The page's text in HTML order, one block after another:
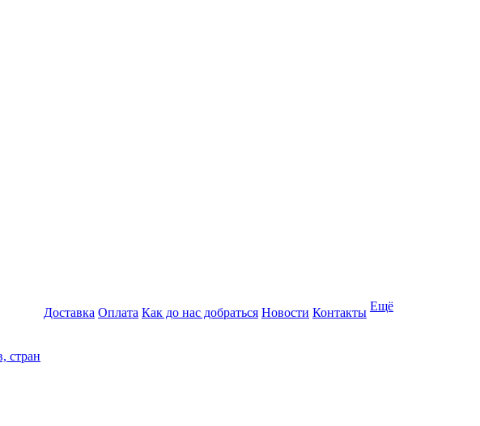
стран
Доставка Оплата Как до нас добраться Новости Контакты Ещё